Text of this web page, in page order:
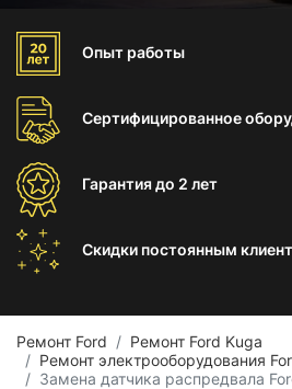
Опыт работы
Сертифицированное
Гарантиядо 2 лет
Скидки постоянным
Ремонт Ford
Ремонт Ford Kuga
Ремонт электрооборудования
Замена датчика распредвала